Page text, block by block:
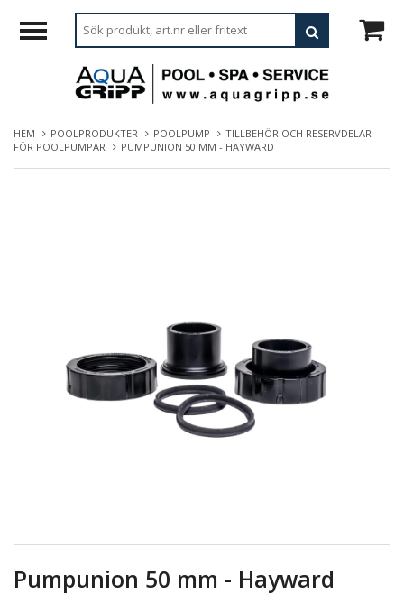
HEM POOLPRODUKTER POOLPUMP
TILLBEHÖR OCH RESERVDELAR
FÖR POOLPUMPAR
PUMPUNION 50 MM - HAYWARD
Pumpunion 50 mm - Hayward